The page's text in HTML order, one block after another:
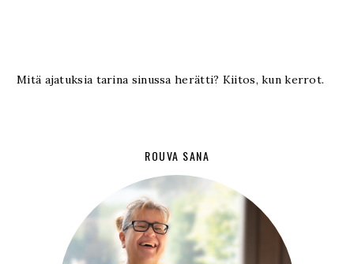
Mitä ajatuksia tarina sinussa herätti? Kiitos, kun kerrot.
ROUVA SANA